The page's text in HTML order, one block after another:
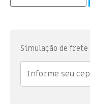
Simulação de frete